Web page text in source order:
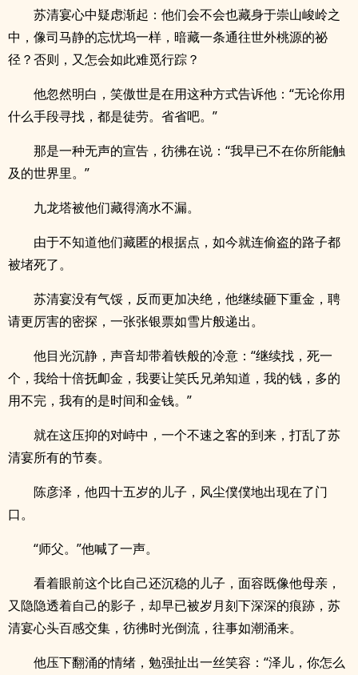
苏清宴心中疑虑渐起：他们会不会也藏身于崇山峻岭之
中，像司马静的忘忧坞一样，暗藏一条通往世外桃源的祕
径？否则，又怎会如此难觅行踪？
他忽然明白，笑傲世是在用这种方式告诉他：“无论你用
什么手段寻找，都是徒劳。省省吧。”
那是一种无声的宣告，彷彿在说：“我早已不在你所能触
及的世界里。”
九龙塔被他们藏得滴水不漏。
由于不知道他们藏匿的根据点，如今就连偷盗的路子都
被堵死了。
苏清宴没有气馁，反而更加决绝，他继续砸下重金，聘
请更厉害的密探，一张张银票如雪片般递出。
他目光沉静，声音却带着铁般的冷意：“继续找，死一
个，我给十倍抚卹金，我要让笑氏兄弟知道，我的钱，多的
用不完，我有的是时间和金钱。”
就在这压抑的对峙中，一个不速之客的到来，打乱了苏
清宴所有的节奏。
陈彦泽，他四十五岁的儿子，风尘僕僕地出现在了门
口。
“师父。”他喊了一声。
看着眼前这个比自己还沉稳的儿子，面容既像他母亲，
又隐隐透着自己的影子，却早已被岁月刻下深深的痕跡，苏
清宴心头百感交集，彷彿时光倒流，往事如潮涌来。
他压下翻涌的情绪，勉强扯出一丝笑容：“泽儿，你怎么